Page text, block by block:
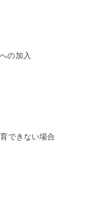
の加入
できない場合